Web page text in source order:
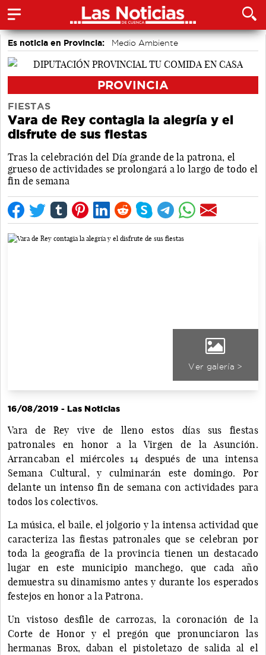
Es noticia en Provincia:
Medio Ambiente
accidentes laborales
PROVINCIA
FIESTAS
Vara de Rey contagia la alegría y el
disfrute de sus fiestas
Tras la celebración del Día grande de la patrona, el
grueso de actividades se prolongará a lo largo de todo el
fin de semana
Ver galería >
16/08/2019 - Las Noticias
Vara de Rey vive de lleno estos días sus fiestas
patronales en honor a la Virgen de la Asunción.
Arrancaban el miércoles 14 después de una intensa
Semana Cultural, y culminarán este domingo. Por
delante un intenso fin de semana con actividades para
todos los colectivos.
La música, el baile, el jolgorio y la intensa actividad que
caracteriza las fiestas patronales que se celebran por
toda la geografía de la provincia tienen un destacado
lugar en este municipio manchego, que cada año
demuestra su dinamismo antes y durante los esperados
festejos en honor a la Patrona.
Un vistoso desfile de carrozas, la coronación de la
Corte de Honor y el pregón que pronunciaron las
hermanas Brox, daban el pistoletazo de salida al el